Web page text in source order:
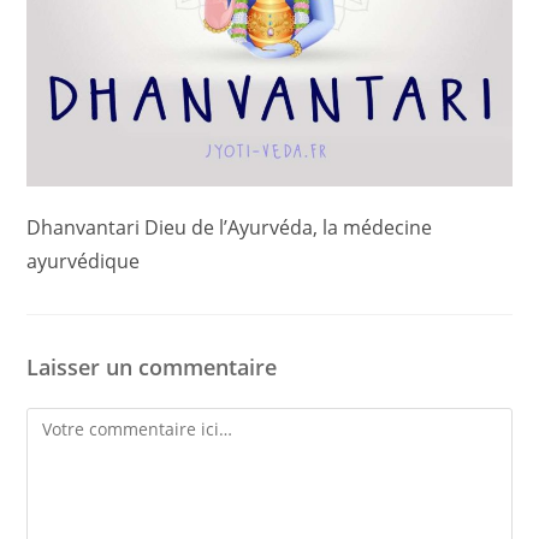
Dhanvantari Dieu de l’Ayurvéda, la médecine
ayurvédique
Laisser un commentaire
Comment